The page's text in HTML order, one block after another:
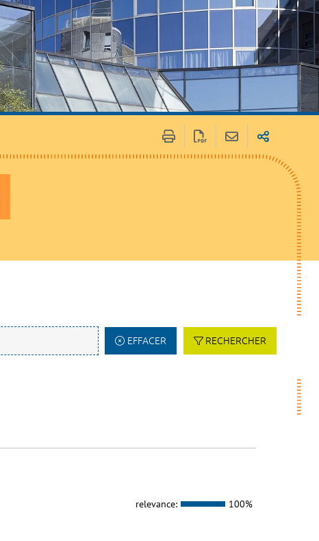
EFFACER RECHERCHER
relevance: 100%